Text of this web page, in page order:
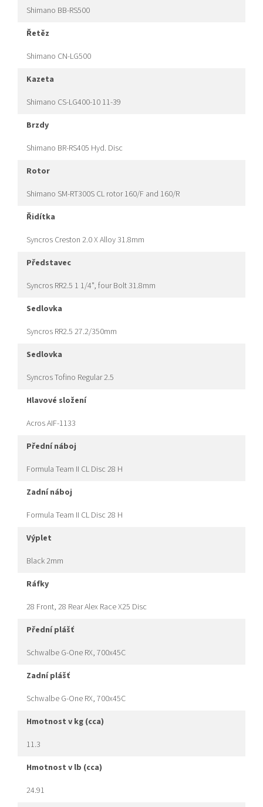
Shimano BB-RS500
řetěz
Shimano CN-LG500
kazeta
Shimano CS-LG400-10 11-39
brzdy
Shimano BR-RS405 Hyd. Disc
rotor
Shimano SM-RT300S CL rotor 160/F and 160/R
řidítka
Syncros Creston 2.0 X Alloy 31.8mm
představec
Syncros RR2.5 1 1/4", four Bolt 31.8mm
sedlovka
Syncros RR2.5 27.2/350mm
sedlovka
Syncros Tofino Regular 2.5
hlavové složení
Acros AIF-1133
přední náboj
Formula Team II CL Disc 28 H
zadní náboj
Formula Team II CL Disc 28 H
výplet
Black 2mm
ráfky
28 Front, 28 Rear Alex Race X25 Disc
přední plášť
Schwalbe G-One RX, 700x45C
zadní plášť
Schwalbe G-One RX, 700x45C
hmotnost v kg (cca)
11.3
hmotnost v lb (cca)
24.91